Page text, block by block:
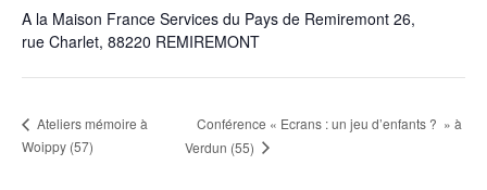
A la Maison France Services du Pays de Remiremont 26,
rue Charlet, 88220 REMIREMONT
Ateliers mémoire à
Woippy (57)
Conférence « Ecrans : un jeu d’enfants ? » à
Verdun (55)